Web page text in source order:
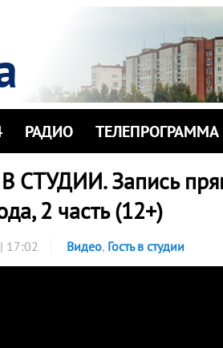
РАДИО ТЕЛЕПРОГРАММА
СТУДИИ. Запись
2 часть (12+)
17:02 Видео, Гость в студии